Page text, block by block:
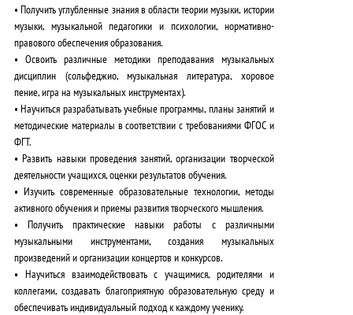
•Получить углубленные знанияв области теории музыки, истории
музыки, музыкальной педагогики и психологии, нормативно-
правового обеспечения образования.
•Освоить различные методики преподавания музыкальных
дисциплин (сольфеджио, музыкальная литература, хоровое
пение, игра на музыкальных инструментах).
•Научиться разрабатыватьучебные программы, планы занятий и
методические материалы в соответствии с требованиями ФГОС и
ФГТ.
•Развить навыкипроведения занятий, организации творческой
деятельности учащихся, оценки результатов обучения.
• Изучить современные образовательные технологии, методы
активного обучения и приемы развития творческого мышления.
•Получить практические навыки работы с различными
музыкальными инструментами, создания музыкальных
произведений и организации концертов и конкурсов.
• Научиться взаимодействоватьс учащимися, родителями и
коллегами, создавать благоприятную образовательную среду и
обеспечивать индивидуальный подход к каждому ученику.